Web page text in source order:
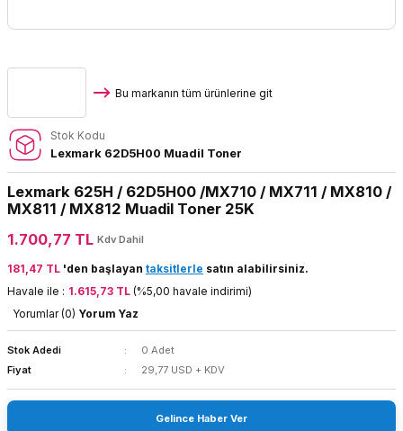
Bu markanın tüm ürünlerine git
Stok Kodu
Lexmark 62D5H00 Muadil Toner
Lexmark 625H / 62D5H00 /MX710 / MX711 / MX810 /
MX811 / MX812 Muadil Toner 25K
1.700,77 TL Kdv Dahil
181,47 TL 'den başlayan taksitlerle satın alabilirsiniz.
Havale ile : 1.615,73 TL (%5,00 havale indirimi)
Yorumlar (0) Yorum Yaz
Stok Adedi
0 Adet
Fiyat
29,77 USD + KDV
Gelince Haber Ver